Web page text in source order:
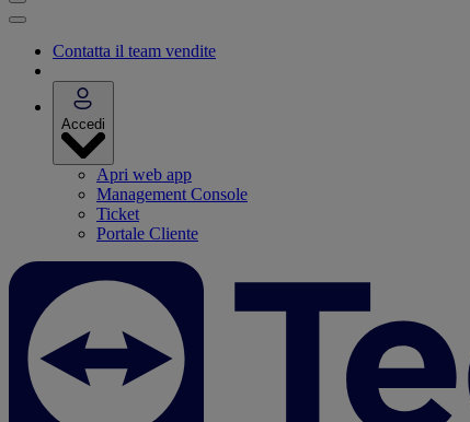
Contatta il team vendite
Accedi
Apri web app
Management Console
Ticket
Portale Cliente